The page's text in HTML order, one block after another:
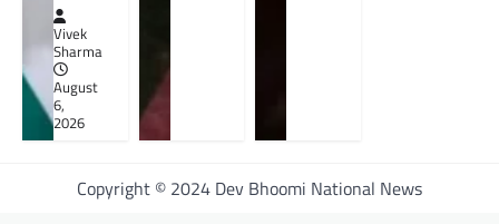
Vivek
Sharma
August
6,
2026
Copyright © 2024 Dev Bhoomi National News